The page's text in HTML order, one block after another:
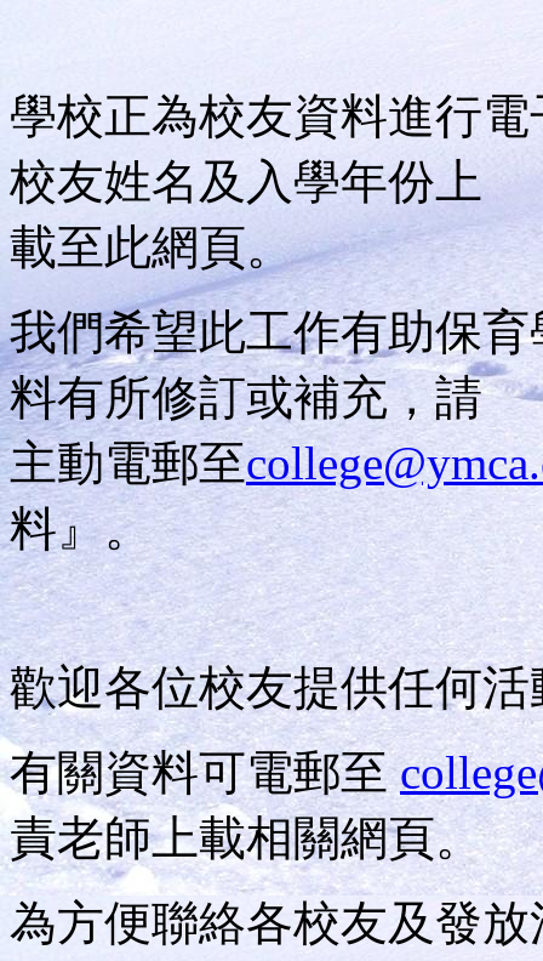
學校正為校友資料進行
校友姓名及入學年份上
載至此網頁。
我們希望此工作有助保
料有所修訂或補充，請
主動電郵至
料』。
歡迎各位校友提供任何
有關資料可電郵至
責老師上載相關網頁。
為方便聯絡各校友及發